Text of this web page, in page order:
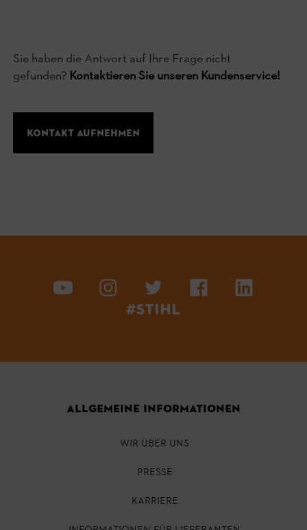
Sie haben die Antwort auf Ihre Frage nicht
gefunden? Kontaktieren Sie unseren Kundenservice!
Kontakt aufnehmen
#STIHL
ALLGEMEINE INFORMATIONEN
WIR ÜBER UNS
PRESSE
KARRIERE